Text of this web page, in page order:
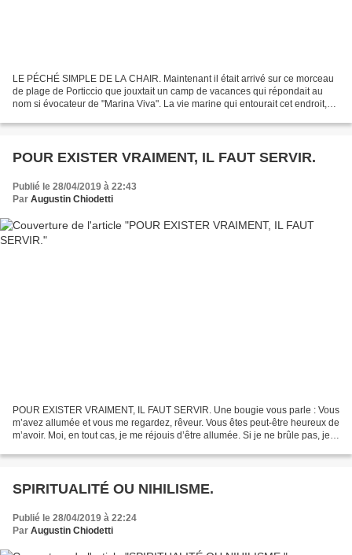
LE PÉCHÉ SIMPLE DE LA CHAIR. Maintenant il était arrivé sur ce morceau
de plage de Porticcio que jouxtait un camp de vacances qui répondait au
nom si évocateur de "Marina Viva". La vie marine qui entourait cet endroit,
POUR EXISTER VRAIMENT, IL FAUT SERVIR.
Publié le 28/04/2019 à 22:43
Par Augustin Chiodetti
POUR EXISTER VRAIMENT, IL FAUT SERVIR. Une bougie vous parle : Vous
m’avez allumée et vous me regardez, rêveur. Vous êtes peut-être heureux de
m’avoir. Moi, en tout cas, je me réjouis d’être allumée. Si je ne brûle pas, je
SPIRITUALITÉ OU NIHILISME.
Publié le 28/04/2019 à 22:24
Par Augustin Chiodetti